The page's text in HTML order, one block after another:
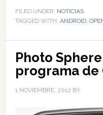
FILED UNDER: NOTICIAS
TAGGED WITH: ANDROID,
Photo
programa de
1 NOVIEMBRE, 2012 BY